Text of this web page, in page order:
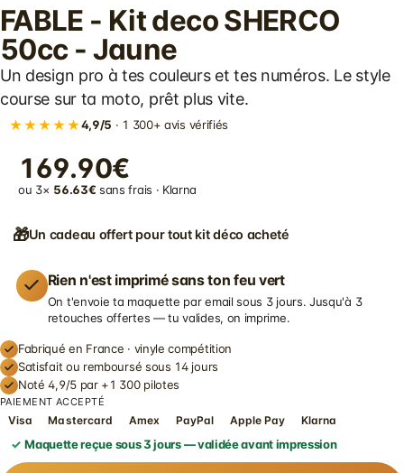
FABLE - Kit deco SHERCO
50cc - Jaune
Un design pro à tes couleurs et tes numéros. Le style
course sur ta moto, prêt plus vite.
★★★★★4,9/5 · 1 300+ avis vérifiés
169.90€
ou 3× 56.63€ sans frais · Klarna
🎁Un cadeau offert pour tout kit déco acheté
Rien n'est imprimé sans ton feu vert
On t'envoie ta maquette par email sous 3 jours. Jusqu'à 3
retouches offertes — tu valides, on imprime.
Fabriqué en France · vinyle compétition
Satisfait ou remboursé sous 14 jours
Noté 4,9/5 par +1 300 pilotes
PAIEMENT ACCEPTÉ
Visa Mastercard Amex PayPal Apple Pay Klarna
Maquette reçue sous 3 jours — validée avant impression